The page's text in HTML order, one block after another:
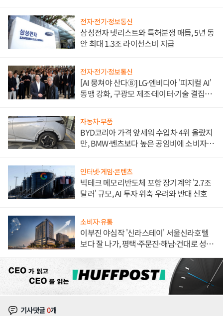
전자·전기·정보통신
삼성전자 넷리스트와 특허분쟁 매듭, 5년 동
안 최대 1.3조 라이선스비 지급
전자·전기·정보통신
[AI 뭉쳐야 산다⑧] LG·엔비디아 '피지컬 AI'
동맹 강화, 구광모 제조·데이터·기술 결집
자동차·부품
BYD코리아 가격 앞세워 수입차 4위 올랐지
만, BMW·벤츠보다 높은 공임비에 소비자
인터넷·게임·콘텐츠
빅테크 메모리반도체 포함 장기계약 '2.7조
달러' 규모, AI 투자 위축 우려와 반대 신호
소비자·유통
이부진 야심작 '신라스테이' 서울신라호텔
보다 잘 나가, 평택·주문진·해남·건대로 성
기사댓글0개